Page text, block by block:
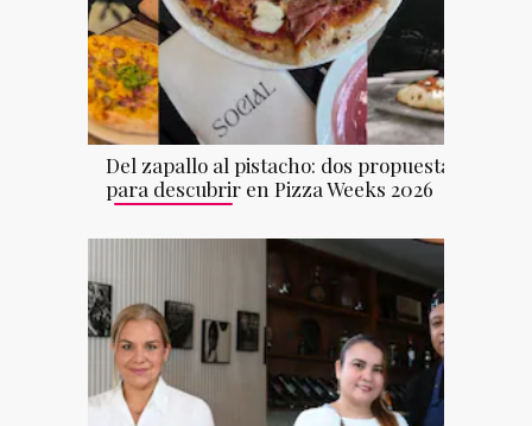
Del zapallo al pistacho: dos propuestas
para descubrir en Pizza Weeks 2026